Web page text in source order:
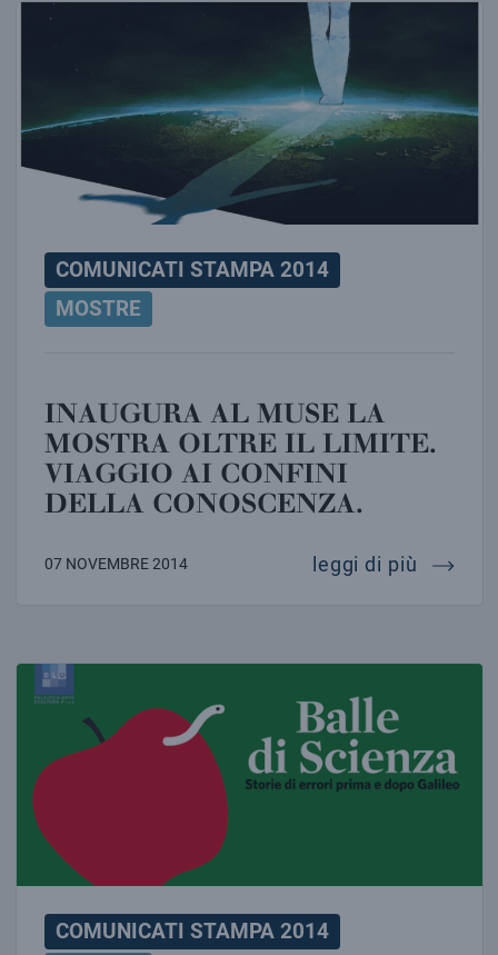
INAUGURA AL MUSE LA MOSTRA OLTRE IL LIMITE.
COMUNICATI STAMPA 2014
MOSTRE
INAUGURA AL MUSE LA
MOSTRA OLTRE IL LIMITE.
VIAGGIO AI CONFINI
DELLA CONOSCENZA.
07 NOVEMBRE 2014 leggi di più
INAUGURA LA MOSTRA BALLE DI SCIENZA, STORIE
COMUNICATI STAMPA 2014